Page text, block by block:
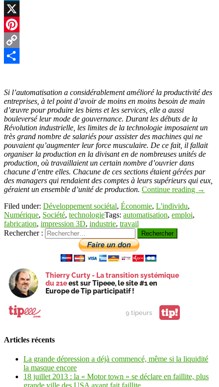
LinkedIn
X
Pinterest
Copy
Si l’automatisation a considérablement amélioré la productivité des
entreprises, à tel point d’avoir de moins en moins besoin de main
d’œuvre pour produire les biens et les services, elle a aussi
bouleversé leur mode de gouvernance. Durant les débuts de la
Révolution industrielle, les limites de la technologie imposaient un
très grand nombre de salariés pour assister des machines qui ne
pouvaient qu’augmenter leur force musculaire. De ce fait, il fallait
organiser la production en la divisant en de nombreuses unités de
production, où travaillaient un certain nombre d’ouvrier dans
chacune d’entre elles. Chacune de ces sections étaient gérées par
des managers qui rendaient des comptes à leurs supérieurs qui eux,
géraient un ensemble d’unité de production. Continue reading →
Filed under: Développement sociétal, Économie, L'individu,
Numérique, Société, technologieTags: automatisation, emploi,
fabrication, impression 3D, industrie, travail
Rechercher :
Thierry Curty - La transition systémique
du 21eest sur Tipeee, le site #1 en
Europe de Tip participatif !
9 tipeurs tip!
Articles récents
La grande dépression a déjà commencé, même si la liquidité
la masque encore
18 juillet 2013 : la « Motor town » se déclare en faillite, plus
grande ville des USA ayant fait faillite